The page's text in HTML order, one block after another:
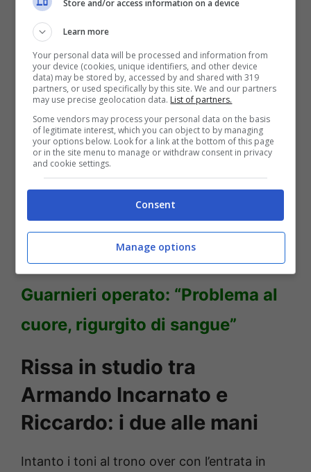
contro Ida, ed ha ammesso di credere a
quanto detto da Guarnieri.
LEGGI ANCHE —–>Riccardo
Guarnieri operato: “Problema al
cuore, rigurgito di sangue”
Rissa in studio tra
Armando Incarnato e
Riccardo: i due alle mani
Intanto i toni al trono over con l’entrata in
Store and/or access information on a device
Learn more
Your personal data will be processed and information from
your device (cookies, unique identifiers, and other device
data) may be stored by, accessed by and shared with 319
partners, or used specifically by this site. We and our partners
may use precise geolocation data. List of partners.
Some vendors may process your personal data on the basis
of legitimate interest, which you can object to by managing
your options below. Look for a link at the bottom of this page
or in the site menu to manage or withdraw consent in privacy
and cookie settings.
Consent
Manage options